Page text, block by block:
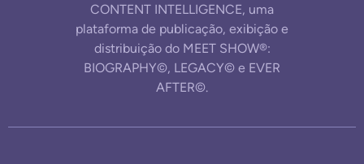
CONTENT INTELLIGENCE, uma
plataforma de publicação, exibição e
distribuição do MEET SHOW®:
BIOGRAPHY©, LEGACY© e EVER
AFTER©.